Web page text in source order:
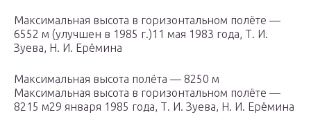
Максимальная высота в горизонтальном полёте —
6552 м (улучшен в 1985 г.)11 мая 1983 года, Т. И.
Зуева, Н. И. Ерёмина
Максимальная высота полёта — 8250 м
Максимальная высота в горизонтальном полёте —
8215 м29 января 1985 года, Т. И. Зуева, Н. И. Ерёмина